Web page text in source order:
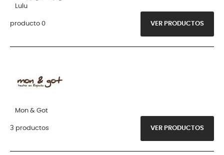
Lulu
producto 0 VER PRODUCTOS
Mon & Got
3 productos VER PRODUCTOS